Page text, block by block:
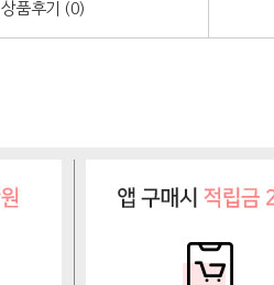
상품후기 (0)